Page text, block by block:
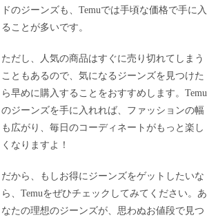
ドのジーンズも、Temuでは手頃な価格で手に入
ることが多いです。
ただし、人気の商品はすぐに売り切れてしまう
こともあるので、気になるジーンズを見つけた
ら早めに購入することをおすすめします。Temu
のジーンズを手に入れれば、ファッションの幅
も広がり、毎日のコーディネートがもっと楽し
くなりますよ！
だから、もしお得にジーンズをゲットしたいな
ら、Temuをぜひチェックしてみてください。あ
なたの理想のジーンズが、思わぬお値段で見つ